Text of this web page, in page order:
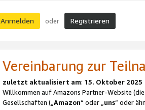
Anmelden oder Registrieren
Vereinbarung zur
zuletzt aktualisiert am: 15. Oktober 2025
Willkommen auf Amazons Partner-Website (die
Gesellschaften („Amazon“ oder „uns“ oder